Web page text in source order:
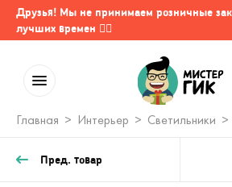
Друзья! Мы не принимаем розничные
лучших времен 🤷‍♂️
Главная Интерьер Светильники
Пред. товар